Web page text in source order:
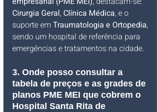
Cirurgia Geral, Clínica Médica, e o
suporte em Traumatologia e Ortopedia,
sendo um hospital de referência para
emergências e tratamentos na cidade.
3. Onde posso consultar a
tabela de preços e as grades de
planos PME MEI que cobrem o
Hospital Santa Rita de